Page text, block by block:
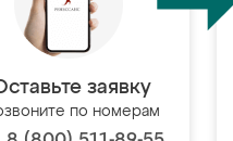
заявку
по номерам